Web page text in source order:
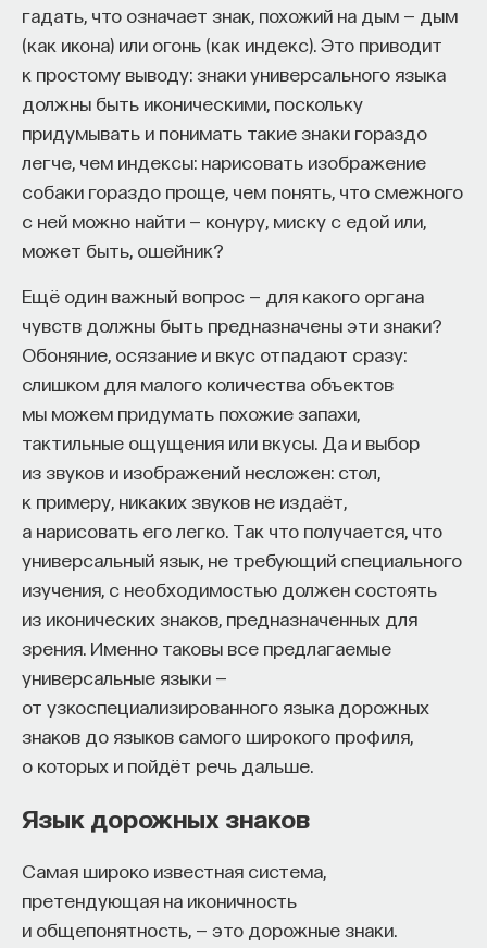
гадать, что означает знак, похожий на дым — дым
(как икона) или огонь (как индекс). Это приводит
к простому выводу: знаки универсального языка
должны быть иконическими, поскольку
придумывать и понимать такие знаки гораздо
легче, чем индексы: нарисовать изображение
собаки гораздо проще, чем понять, что смежного
с ней можно найти — конуру, миску с едой или,
может быть, ошейник?
Ещё один важный вопрос — для какого органа
чувств должны быть предназначены эти знаки?
Обоняние, осязание и вкус отпадают сразу:
слишком для малого количества объектов
мы можем придумать похожие запахи,
тактильные ощущения или вкусы. Да и выбор
из звуков и изображений несложен: стол,
к примеру, никаких звуков не издаёт,
а нарисовать его легко. Так что получается, что
универсальный язык, не требующий специального
изучения, с необходимостью должен состоять
из иконических знаков, предназначенных для
зрения. Именно таковы все предлагаемые
универсальные языки —
от узкоспециализированного языка дорожных
знаков до языков самого широкого профиля,
о которых и пойдёт речь дальше.
Язык дорожных знаков
Самая широко известная система,
претендующая на иконичность
и общепонятность, — это дорожные знаки.